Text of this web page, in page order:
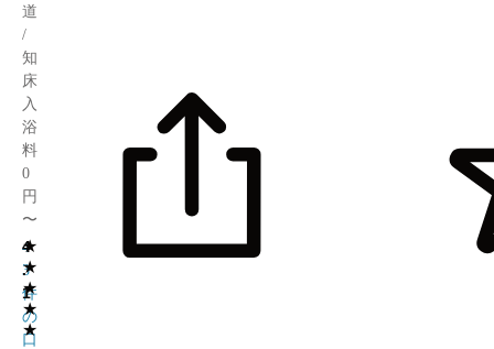
道
/
知
床
入
浴
料
0
円
〜
★
★
★
★
★
4
.
1
4
3
件
の
口